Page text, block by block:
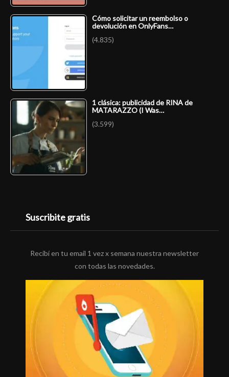
Cómo solicitar un reembolso o
devolución en OnlyFans…
(4.835)
1 clásica: publicidad de RINA de
MATARAZZO (I Was…
(3.599)
Suscribite gratis
Recibí en tu email 1 vez x semana nuestra newsletter
con todas las novedades.